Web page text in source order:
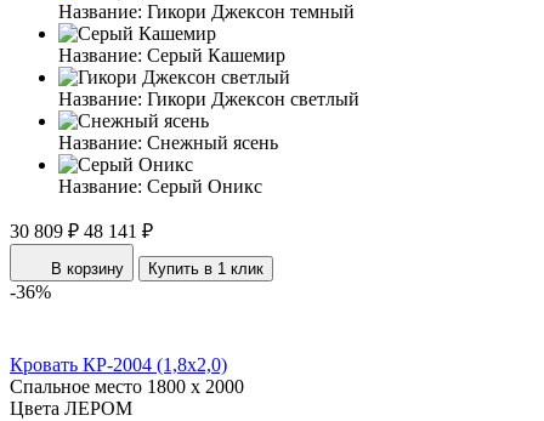
Название: Гикори Джексон темный
Название: Серый Кашемир
Название: Гикори Джексон светлый
Название: Снежный ясень
Название: Серый Оникс
30 809 ₽ 48 141 ₽
В корзину Купить в 1 клик
-36%
Кровать КР-2004 (1,8x2,0)
Спальное место 1800 x 2000
Цвета ЛЕРОМ